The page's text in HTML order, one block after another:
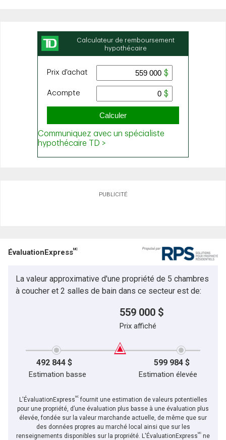
PUBLICITÉ
ÉvaluationExpressMC
La valeur approximative d'une propriété de 5 chambres
à coucher et 2 salles de bain dans ce secteur est de:
559 000 $
Prix affiché
492 844 $ 599 984 $
Estimation basse Estimation élevée
L'ÉvaluationExpressMCfournit une estimation de valeurs potentielles
pour une propriété, d’une évaluation plus basse à une évaluation plus
élevée, fondée sur la valeur marchande actuelle, de même que sur
des données propres au marché local ainsi que sur les
renseignements disponibles sur la propriété. L'ÉvaluationExpressMC ne